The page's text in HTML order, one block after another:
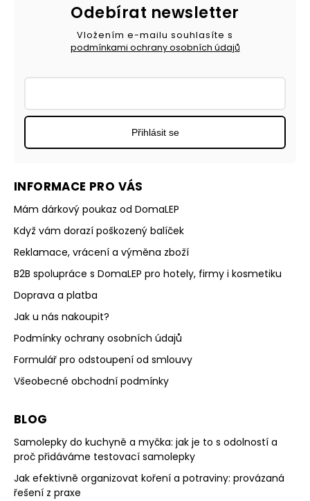
INFORMACE PRO VÁS
Mám dárkový poukaz od DomaLEP
Když vám dorazí poškozený balíček
Reklamace, vrácení a výměna zboží
B2B spolupráce s DomaLEP pro hotely, firmy i kosmetiku
Doprava a platba
Jak u nás nakoupit?
Podmínky ochrany osobních údajů
Formulář pro odstoupení od smlouvy
Všeobecné obchodní podmínky
BLOG
Samolepky do kuchyně a myčka: jak je to s odolností a
proč přidáváme testovací samolepky
Jak efektivně organizovat koření a potraviny: provázaná
řešení z praxe
Odebírat newsletter
Vložením e-mailu souhlasíte s
podmínkami ochrany osobních údajů
Přihlásit se